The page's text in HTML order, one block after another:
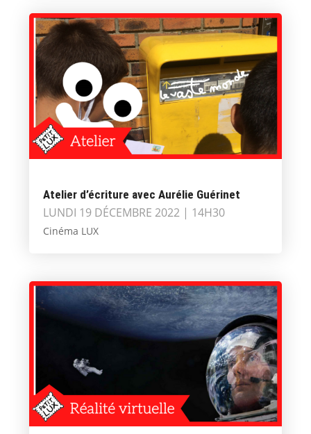
Atelier d’écriture avec Aurélie Guérinet
LUNDI 19 DÉCEMBRE 2022 | 14H30
Cinéma LUX